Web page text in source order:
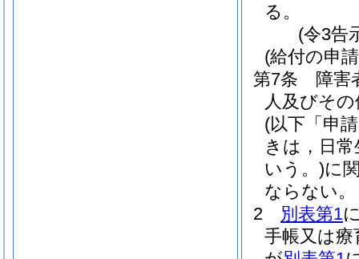
る。
(令3告
(給付の申
第7条
障害
人及びそ
(以下「申
きは，日
いう。)に
ならない。
2
別表第1
手帳又は